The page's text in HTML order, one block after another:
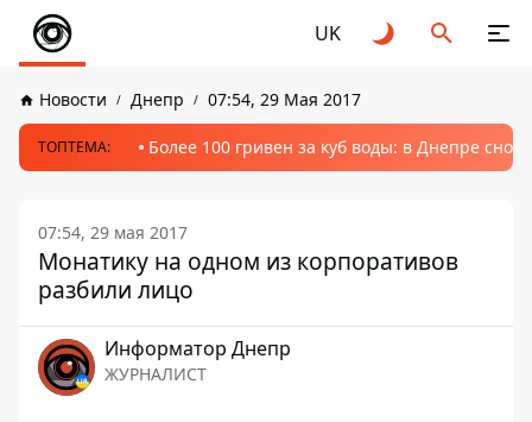
UK
Новости Днепр 07:54, 29 Мая 2017
ТОПТЕМА: Более 100 гривен за куб воды: в Днепре
07:54, 29 мая 2017
Монатику на одном из корпоративов
разбили лицо
Информатор Днепр
ЖУРНАЛИСТ